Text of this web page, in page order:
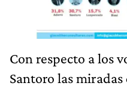
Con respecto a los
Santoro las